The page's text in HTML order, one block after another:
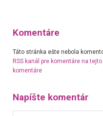
Komentáre
Táto stránka ešte nebola
RSS kanál pre komentáre na
komentáre
Napíšte komentár